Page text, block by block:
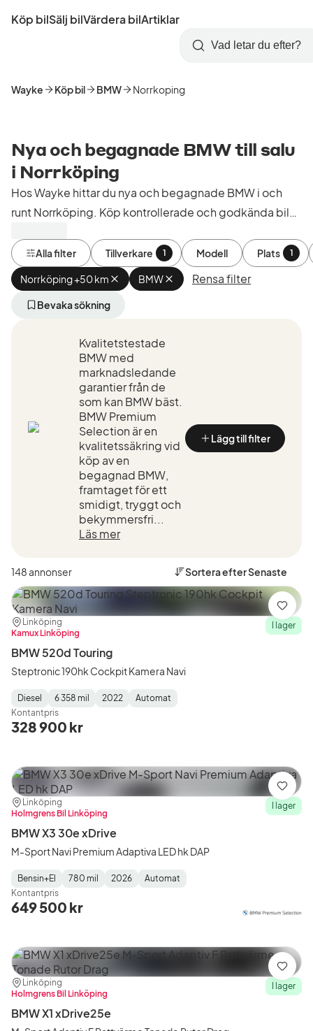
till
Startsida
Köp bilSälj bilVärdera bilArtiklar
Skapa
konto
Logga
in
Sök
Wayke Köp bil BMW Norrkoping
Nya och begagnade BMW till salu
i Norrköping
Hos Wayke hittar du nya och begagnade BMW i och
runt Norrköping. Köp kontrollerade och godkända bilar
Alla filter Tillverkare 1 Modell Plats 1
Norrköping +50 km Ta
bort
+50
km
(Plats)
BMW Ta
bort
Rensa filter
Bevaka sökning
Kvalitetstestade
BMW med
marknadsledande
garantier från de
som kan BMW bäst.
BMW Premium
Selection är en
kvalitetssäkring vid
köp av en
begagnad BMW,
framtaget för ett
smidigt, tryggt och
bekymmersfri...
Läs mer
Lägg till filter
148 annonser Sortera efterSenaste
Plats:
Linköping
Återförsäljare:
Kamux Linköping
I lager
BMW 520d Touring
Steptronic 190hk Cockpit Kamera Navi
Fuel
Type:
Diesel
Mätarställning:
6 358 mil
Model
Year:
2022
Gearbox
Type:
Automat
Kontantpris
328 900 kr
Spara
Plats:
Linköping
Återförsäljare:
Holmgrens Bil Linköping
I lager
BMW X3 30e xDrive
M-Sport Navi Premium Adaptiva LED hk DAP
Fuel
Type:
Bensin+El
Mätarställning:
780 mil
Model
Year:
2026
Gearbox
Type:
Automat
Kontantpris
649 500 kr
Spara
Plats:
Linköping
Återförsäljare:
Holmgrens Bil Linköping
I lager
BMW X1 xDrive25e
Spara